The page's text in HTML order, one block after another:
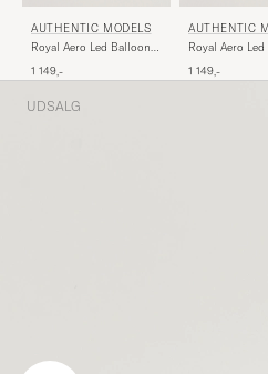
AUTHENTIC MODELS
Royal Aero Led Balloon
1 149,-
AUTHENTIC
Royal Aero
1 149,-
UDSALG